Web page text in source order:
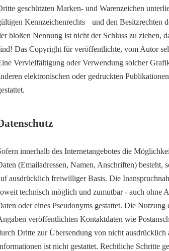
geschützten Marken- und Warenzeichen
Kennzeichenrechts und den Besitzrechten
bloßen Nennung ist nicht der Schluss zu ziehen,
Das Copyright für veröffentlichte, vom Autor
Vervielfältigung oder Verwendung solcher
elektronischen oder gedruckten
innerhalb des Internetangebotes die
(Emailadressen, Namen, Anschriften) besteht,
ausdrücklich freiwilliger Basis. Die
technisch möglich und zumutbar - auch ohne
oder eines Pseudonyms gestattet. Die
veröffentlichten Kontaktdaten wie
Dritte zur Übersendung von nicht ausdrücklich
ist nicht gestattet. Rechtliche Schritte